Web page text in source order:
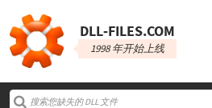
DLL‑FILES.COM
1998 年开始上线